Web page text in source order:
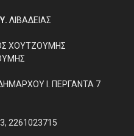
ΛΙΒΑΔΕΙΑΣ
ΧΟΥΤΖΟΥΜΗΣ
Ι. ΠΕΡΓΑΝΤΑ 7
2261023715